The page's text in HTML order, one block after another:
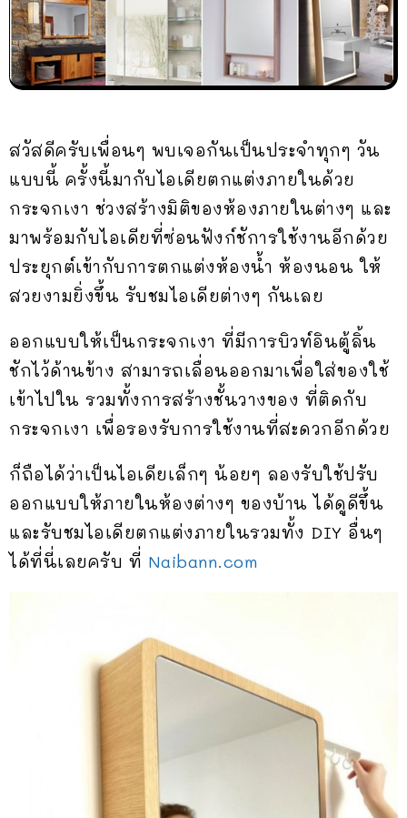
สวัสดีครับเพื่อนๆ พบเจอกันเป็นประจำทุกๆ วัน
แบบนี้ ครั้งนี้มากับไอเดียตกแต่งภายในด้วย
กระจกเงา ช่วงสร้างมิติของห้องภายในต่างๆ และ
มาพร้อมกับไอเดียที่ซ่อนฟังก์ชัการใช้งานอีกด้วย
ประยุกต์เข้ากับการตกแต่งห้องน้ำ ห้องนอน ให้
สวยงามยิ่งขึ้น รับชมไอเดียต่างๆ กันเลย
ออกแบบให้เป็นกระจกเงา ที่มีการบิวท์อินตู้ลิ้น
ชักไว้ด้านข้าง สามารถเลื่อนออกมาเพื่อใส่ของใช้
เข้าไปใน รวมทั้งการสร้างชั้นวางของ ที่ติดกับ
กระจกเงา เพื่อรองรับการใช้งานที่สะดวกอีกด้วย
ก็ถือได้ว่าเป็นไอเดียเล็กๆ น้อยๆ ลองรับใช้ปรับ
ออกแบบให้ภายในห้องต่างๆ ของบ้าน ได้ดูดีขึ้น
และรับชมไอเดียตกแต่งภายในรวมทั้ง DIY อื่นๆ
ได้ที่นี่เลยครับ ที่ Naibann.com